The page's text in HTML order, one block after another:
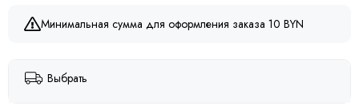
Минимальная сумма для оформления заказа 10 BYN
Выбрать